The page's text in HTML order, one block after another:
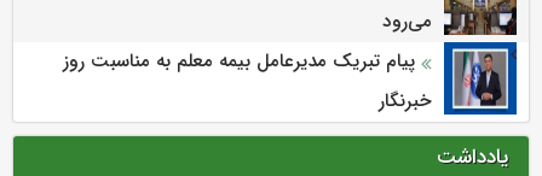
می‌‌رود
پیام تبریک مدیرعامل بیمه معلم به مناسبت روز
خبرنگار
یادداشت